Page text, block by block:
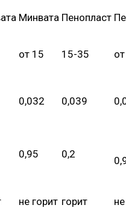
Минвата Пенопласт
от 15 15-35
0,032 0,039
0,95 0,2
не горит горит